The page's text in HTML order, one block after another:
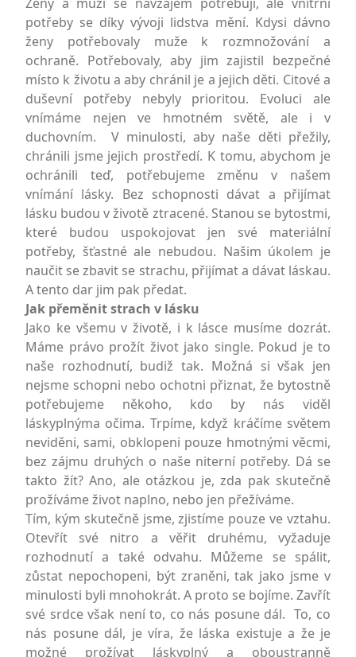
Ženy a muži se navzájem potřebují, ale vnitřní
potřeby se díky vývoji lidstva mění. Kdysi dávno
ženy potřebovaly muže k rozmnožování a
ochraně. Potřebovaly, aby jim zajistil bezpečné
místo k životu a aby chránil je a jejich děti. Citové a
duševní potřeby nebyly prioritou. Evoluci ale
vnímáme nejen ve hmotném světě, ale i v
duchovním. V minulosti, aby naše děti přežily,
chránili jsme jejich prostředí. K tomu, abychom je
ochránili teď, potřebujeme změnu v našem
vnímání lásky. Bez schopnosti dávat a přijímat
lásku budou v životě ztracené. Stanou se bytostmi,
které budou uspokojovat jen své materiální
potřeby, šťastné ale nebudou. Našim úkolem je
naučit se zbavit se strachu, přijímat a dávat láskau.
A tento dar jim pak předat.
Jak přeměnit strach v lásku
Jako ke všemu v životě, i k lásce musíme dozrát.
Máme právo prožít život jako single. Pokud je to
naše rozhodnutí, budiž tak. Možná si však jen
nejsme schopni nebo ochotni přiznat, že bytostně
potřebujeme někoho, kdo by nás viděl
láskyplnýma očima. Trpíme, když kráčíme světem
neviděni, sami, obklopeni pouze hmotnými věcmi,
bez zájmu druhých o naše niterní potřeby. Dá se
takto žít? Ano, ale otázkou je, zda pak skutečně
prožíváme život naplno, nebo jen přežíváme.
Tím, kým skutečně jsme, zjistíme pouze ve vztahu.
Otevřít své nitro a věřit druhému, vyžaduje
rozhodnutí a také odvahu. Můžeme se spálit,
zůstat nepochopeni, být zraněni, tak jako jsme v
minulosti byli mnohokrát. A proto se bojíme. Zavřít
své srdce však není to, co nás posune dál. To, co
nás posune dál, je víra, že láska existuje a že je
možné prožívat láskyplný a oboustranně